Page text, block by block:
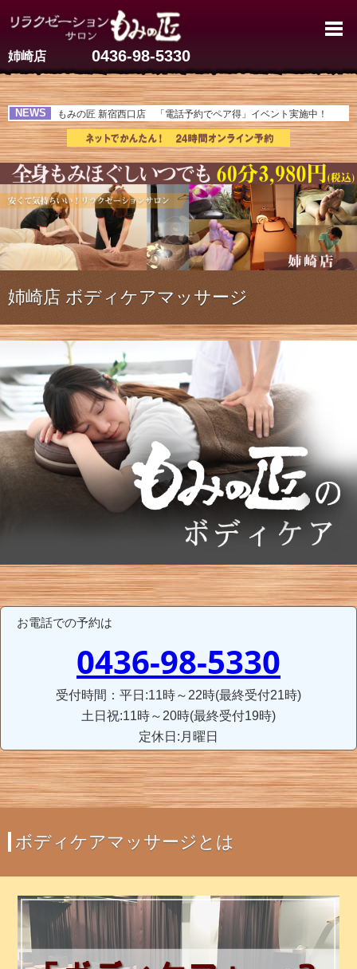
姉崎店 0436-98-5330
NEWS もみの匠 新宿西口店 「電話予約でペア得」イベント実施中！
姉崎店 ボディケアマッサージ
お電話での予約は
0436-98-5330
受付時間：平日:11時～22時(最終受付21時)
土日祝:11時～20時(最終受付19時)
定休日:月曜日
ボディケアマッサージとは